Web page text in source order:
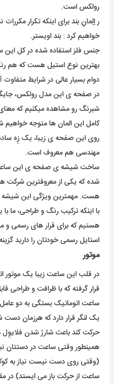
رولکس است.
ر اِلِمانِ بند برای اینکه تکرار
خواهیم کرد : بند اویستر.
جنس فلز استفاده شده در کل این
بهترین نوع استیل هست که هم
دوام بسیار عالی در شرایط
در صفحه ی این مدل رولکس،
شبرنگ رو مشاهده میکنیم که
کامل این المان ها متوجه خواهیم
روی این صفحه ی زیبا، یک زِه ساده
مهندسی هم معروف است.
ساخت شیشه ی صفحه ی این
شده که یکی از معروفترین
هست. مهمترین ویژگی این
با اینکه ترکیب رنگ و طراحی،
هستیم که برای قرار های رسمی
استایل رسمی خودتان را دارید
موتور
در قلب این ساعت زیبا یک موتور
قرار گرفته که با ظرافت و طراحی
ساعت اتوماتیک بستگی به دو
یک لنگر قرار دارد که هرزمان دست
حرکت کند باعث شارژ شدن فلایوِل
همینطور وقتی ساعت در دستتان
(وقتی روی دست نیست نیاز به
ساعت از حرکت باز می ایستد) در